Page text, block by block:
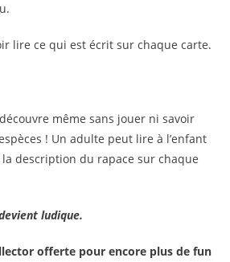
lire ce qui est écrit sur chaque carte.
même sans jouer ni savoir
! Un adulte peut lire à l’enfant
description du rapace sur chaque
ludique.
offerte pour encore plus de fun